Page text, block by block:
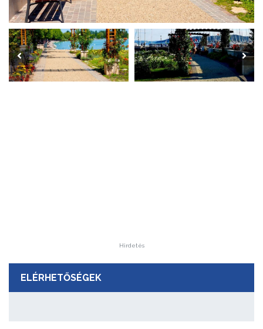
Hirdetés
ELÉRHETŐSÉGEK